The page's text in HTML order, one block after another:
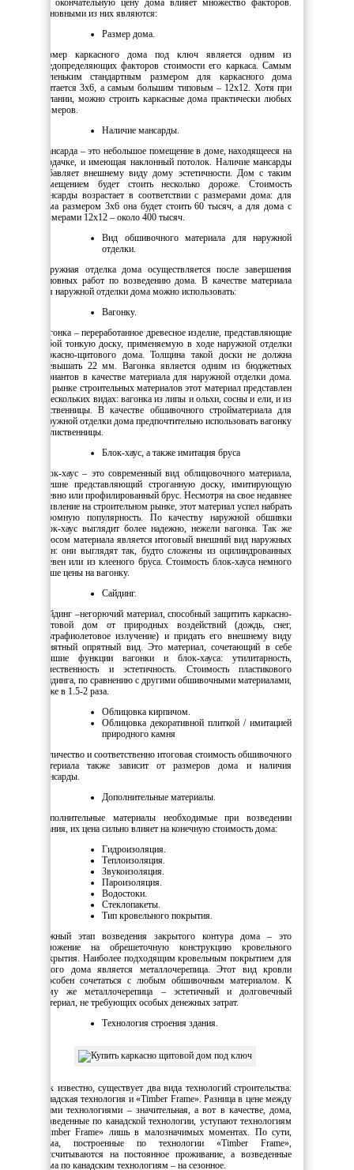
Основными из них являются:
Размер дома.
Размер каркасного дома под ключ является одним из
предопределяющих факторов стоимости его каркаса. Самым
маленьким стандартным размером для каркасного дома
считается 3х6, а самым большим типовым – 12х12. Хотя при
желании, можно строить каркасные дома практически любых
размеров.
Наличие мансарды.
Мансарда – это небольшое помещение в доме, находящееся на
чердачке, и имеющая наклонный потолок. Наличие мансарды
добавляет внешнему виду дому эстетичности. Дом с таким
помещением будет стоить несколько дороже. Стоимость
мансарды возрастает в соответствии с размерами дома: для
дома размером 3х6 она будет стоить 60 тысяч, а для дома с
размерами 12х12 – около 400 тысяч.
Вид обшивочного материала для наружной
отделки.
Наружная отделка дома осуществляется после завершения
основных работ по возведению дома. В качестве материала
для наружной отделки дома можно использовать:
Вагонку.
Вагонка – переработанное древесное изделие, представляющие
собой тонкую доску, применяемую в ходе наружной отделки
каркасно-щитового дома. Толщина такой доски не должна
превышать 22 мм. Вагонка является одним из бюджетных
вариантов в качестве материала для наружной отделки дома.
На рынке строительных материалов этот материал представлен
в нескольких видах: вагонка из липы и ольхи, сосны и ели, и из
лиственницы. В качестве обшивочного стройматериала для
наружной отделки дома предпочтительно использовать вагонку
из лиственницы.
Блок-хаус, а также имитация бруса
Блок-хаус – это современный вид облицовочного материала,
внешне представляющий строганную доску, имитирующую
бревно или профилированный брус. Несмотря на свое недавнее
появление на строительном рынке, этот материал успел набрать
огромную популярность. По качеству наружной обшивки
блок-хаус выглядит более надежно, нежели вагонка. Так же
плюсом материала является итоговый внешний вид наружных
стен: они выглядят так, будто сложены из оцилиндрованных
бревен или из клееного бруса. Стоимость блок-хауса немного
выше цены на вагонку.
Сайдинг.
Сайдинг –негорючий материал, способный защитить каркасно-
щитовой дом от природных воздействий (дождь, снег,
ультрафиолетовое излучение) и придать его внешнему виду
приятный опрятный вид. Это материал, сочетающий в себе
лучшие функции вагонки и блок-хауса: утилитарность,
качественность и эстетичность. Стоимость пластикового
сайдинга, по сравнению с другими обшивочными материалами,
ниже в 1.5-2 раза.
Облицовка кирпичом.
Облицовка декоративной плиткой / имитацией
природного камня
Количество и соответственно итоговая стоимость обшивочного
материала также зависит от размеров дома и наличия
мансарды.
Дополнительные материалы.
Дополнительные материалы необходимые при возведении
здания, их цена сильно влияет на конечную стоимость дома:
Гидроизоляция.
Теплоизоляция.
Звукоизоляция.
Пароизоляция.
Водостоки.
Стеклопакеты.
Тип кровельного покрытия.
Важный этап возведения закрытого контура дома – это
наложение на обрешеточную конструкцию кровельного
покрытия. Наиболее подходящим кровельным покрытием для
такого дома является металлочерепица. Этот вид кровли
способен сочетаться с любым обшивочным материалом. К
тому же металлочерепица – эстетичный и долговечный
материал, не требующих особых денежных затрат.
Технология строения здания.
Как известно, существует два вида технологий строительства:
канадская технология и «Timber Frame». Разница в цене между
этими технологиями – значительная, а вот в качестве, дома,
возведенные по канадской технологии, уступают технологиям
«Timber Frame» лишь в малозначимых моментах. По сути,
дома, построенные по технологии «Timber Frame»,
рассчитываются на постоянное проживание, а возведенные
дома по канадским технологиям – на сезонное.